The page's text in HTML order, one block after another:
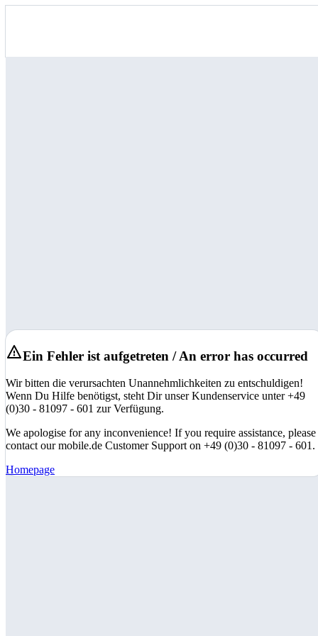
Ein Fehler ist aufgetreten / An error has occurred
Wir bitten die verursachten Unannehmlichkeiten zu entschuldigen!
Wenn Du Hilfe benötigst, steht Dir unser Kundenservice unter +49
(0)30 - 81097 - 601 zur Verfügung.
We apologise for any inconvenience! If you require assistance, please
contact our mobile.de Customer Support on +49 (0)30 - 81097 - 601.
Homepage